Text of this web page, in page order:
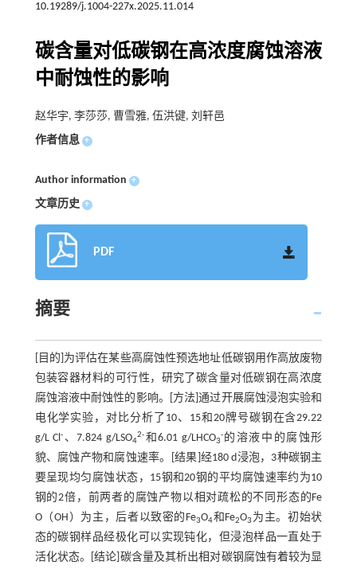
10.19289/j.1004-227x.2025.11.014
碳含量对低碳钢在高浓度腐蚀溶液
中耐蚀性的影响
赵华宇, 李莎莎, 曹雪雅, 伍洪键, 刘轩邑
作者信息 +
Author information +
文章历史 +
PDF
摘要
[目的]为评估在某些高腐蚀性预选地址低碳钢用作高放废物
包装容器材料的可行性，研究了碳含量对低碳钢在高浓度
腐蚀溶液中耐蚀性的影响。[方法]通过开展腐蚀浸泡实验和
电化学实验，对比分析了10、15和20牌号碳钢在含29.22
g/L Cl- 、7.824 g/LSO4
2-和6.01 g/LHCO3
-的溶液中的腐蚀形
貌、腐蚀产物和腐蚀速率。[结果]经180 d浸泡，3种碳钢主
要呈现均匀腐蚀状态，15钢和20钢的平均腐蚀速率约为10
钢的2倍，前两者的腐蚀产物以相对疏松的不同形态的Fe
O（OH）为主，后者以致密的Fe3O4和Fe2O3 为主。初始状
态的碳钢样品经极化可以实现钝化，但浸泡样品一直处于
活化状态。[结论]碳含量及其析出相对碳钢腐蚀有着较为显